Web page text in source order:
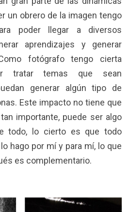
un obrero de la imagen tengo
poder llegar a diversos
aprendizajes y generar
fotógrafo tengo cierta
tratar temas que sean
generar algún tipo de
Este impacto no tiene que
importante, puede ser algo
todo, lo cierto es que todo
hago por mí y para mí, lo que
es complementario.